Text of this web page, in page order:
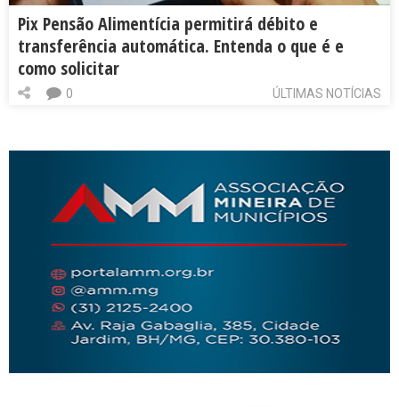
Pix Pensão Alimentícia permitirá débito e
transferência automática. Entenda o que é e
como solicitar
ÚLTIMAS NOTÍCIAS
0